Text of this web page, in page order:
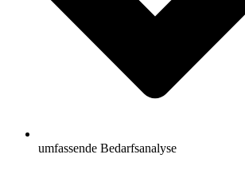
umfassende Bedarfsanalyse